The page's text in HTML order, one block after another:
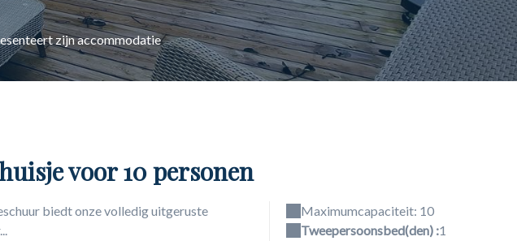
zijn accommodatie
voor 10 personen
Maximumcapaciteit: 10
Tweepersoonsbed(den) :1
biedt onze volledig uitgeruste